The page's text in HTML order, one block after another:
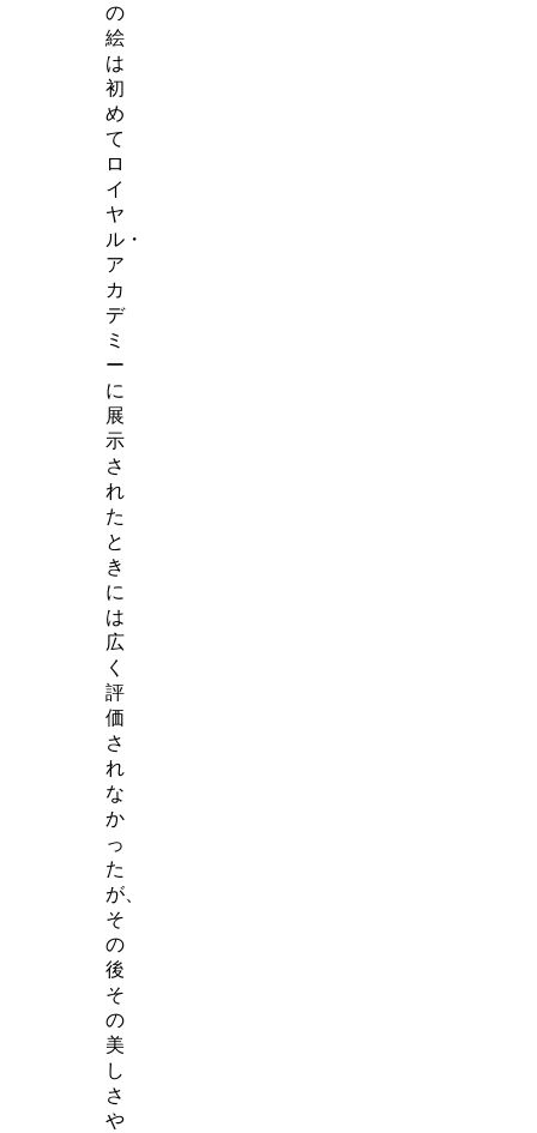
の
絵
は
初
め
て
ロ
イ
ヤ
ル・
ア
カ
デ
ミ
ー
に
展
示
さ
れ
た
と
き
に
は
広
く
評
価
さ
れ
な
か
っ
た
が、
そ
の
後
そ
の
美
し
さ
や